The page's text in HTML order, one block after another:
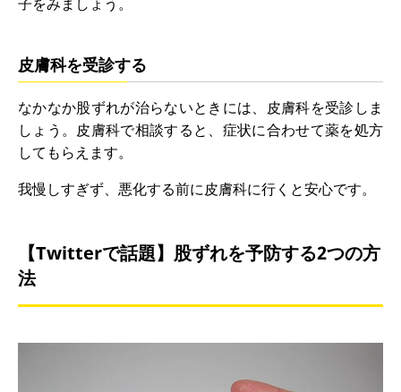
子をみましょう。
皮膚科を受診する
なかなか股ずれが治らないときには、皮膚科を受診しま
しょう。皮膚科で相談すると、症状に合わせて薬を処方
してもらえます。
我慢しすぎず、悪化する前に皮膚科に行くと安心です。
【Twitterで話題】股ずれを予防する2つの方
法